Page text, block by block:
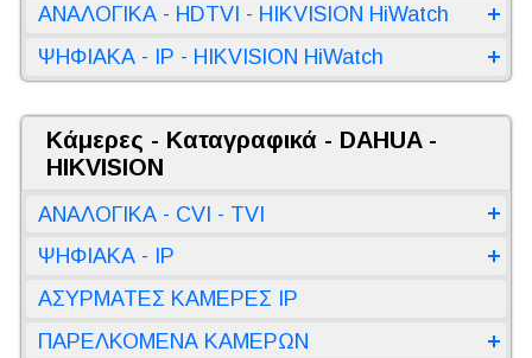
ΑΝΑΛΟΓΙΚΑ - HDTVI - HIKVISION HiWatch
ΨΗΦΙΑΚΑ - IP - HIKVISION HiWatch
Κάμερες - Καταγραφικά - DAHUA -
HIKVISION
ΑΝΑΛΟΓΙΚΑ - CVI - TVI
ΨΗΦΙΑΚΑ - IP
ΑΣΥΡΜΑΤΕΣ ΚΑΜΕΡΕΣ IP
ΠΑΡΕΛΚΟΜΕΝΑ ΚΑΜΕΡΩΝ